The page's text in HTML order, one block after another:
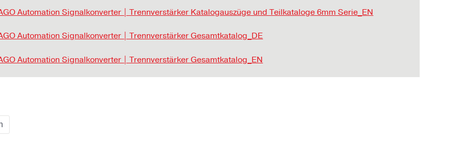
Automation Signalkonverter | Trennverstärker Katalogauszüge und Teilkataloge 6mm Serie_EN
Automation Signalkonverter | Trennverstärker Gesamtkatalog_DE
Automation Signalkonverter | Trennverstärker Gesamtkatalog_EN